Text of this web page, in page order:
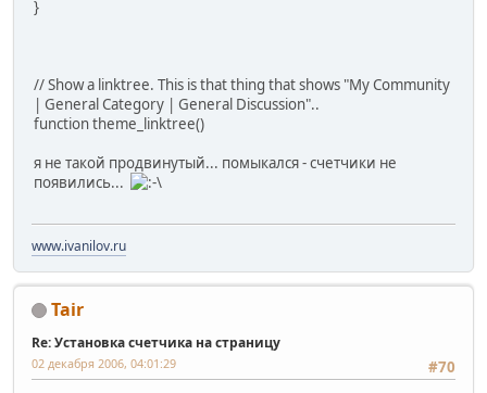
}
// Show a linktree. This is that thing that shows "My Community
| General Category | General Discussion"..
function theme_linktree()
я не такой продвинутый... помыкался - счетчики не
появились...
www.ivanilov.ru
Tair
Re: Установка счетчика на страницу
#70
02 декабря 2006, 04:01:29